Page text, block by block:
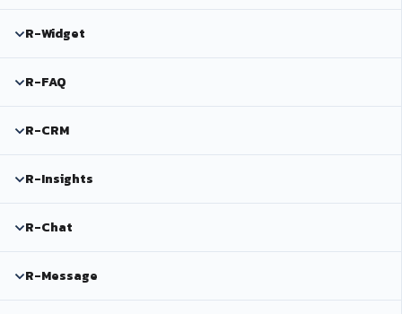
R-Widget
R-FAQ
R-CRM
R-Insights
R-Chat
R-Message